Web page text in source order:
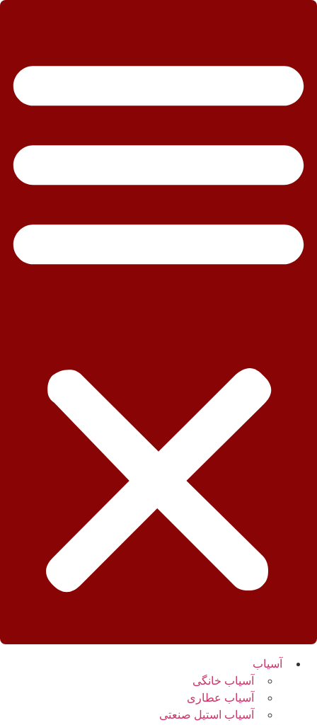
پرش
آسیاب
آسیاب خانگی
آسیاب عطاری
آسیاب استیل صنعتی